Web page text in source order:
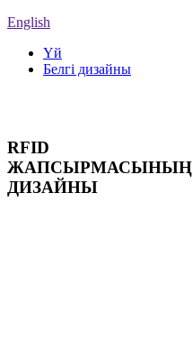
English
Үй
Белгі дизайны
RFID
ЖАПСЫРМАСЫНЫҢ
ДИЗАЙНЫ